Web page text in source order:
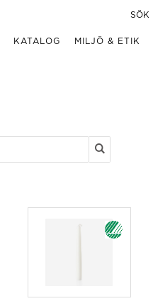
KATALOG MILJÖ & ETIK